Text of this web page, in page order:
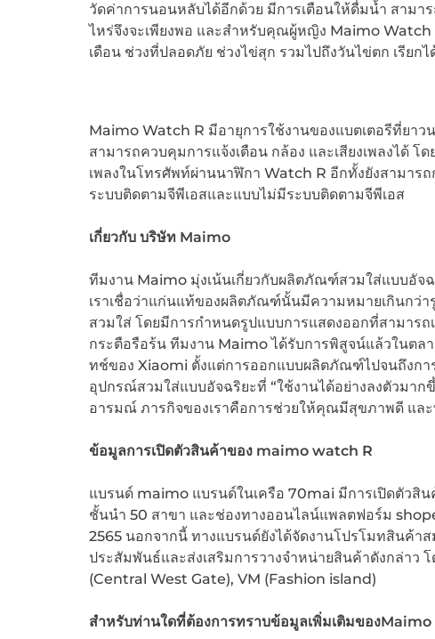
วัดค่าการนอนหลับได้อีกด้วย มีการเตือนให้ดื่มน้ำ สามา
ไหร่จึงจะเพียงพอ และสำหรับคุณผู้หญิง Maimo
เดือน ช่วงที่ปลอดภัย ช่วงไข่สุก รวมไปถึงวันไข่ตก เรียก
Maimo Watch R มีอายุการใช้งานของแบตเตอรีที่ยาว
สามารถควบคุมการแจ้งเตือน กล้อง และเสียงเพลงได้
เพลงในโทรศัพท์ผ่านนาฬิกา Watch R อีกทั้งยังสามา
ระบบติดตามจีพีเอสและแบบไม่มีระบบติดตามจีพีเอส
เกี่ยวกับ บริษัท Maimo
ทีมงาน Maimo มุ่งเน้นเกี่ยวกับผลิตภัณฑ์สวมใส่แบบอัจ
เราเชื่อว่าแก่นแท้ของผลิตภัณฑ์นั้นมีความหมายเกินกว่
สวมใส่ โดยมีการกำหนดรูปแบบการแสดงออกที่สามาร
กระตือรือร้น ทีมงาน Maimo ได้รับการพิสูจน์แล้วในตล
ทช์ของ Xiaomi ตั้งแต่การออกแบบผลิตภัณฑ์ไปจนถึงกา
อุปกรณ์สวมใส่แบบอัจฉริยะที่ “ใช้งานได้อย่างลงตัวมา
อารมณ์ ภารกิจของเราคือการช่วยให้คุณมีสุขภาพดี แ
ข้อมูลการเปิดตัวสินค้าของ maimo watch R
แบรนด์ maimo แบรนด์ในเครือ 70mai มีการเปิดตัว
ชั้นนำ 50 สาขา และช่องทางออนไลน์แพลตฟอร์ม
2565 นอกจากนี้ ทางแบรนด์ยังได้จัดงานโปรโมทสินค้
ประสัมพันธ์และส่งเสริมการวางจำหน่ายสินค้าดังกล่าว
(Central West Gate), VM (Fashion island)
สำหรับท่านใดที่ต้องการทราบข้อมูลเพิ่มเติมของMaimo